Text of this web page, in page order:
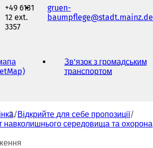
+49 6131
12 ext.
3357
gruen-
baumpflege
stadt.mainz de
(
р
и
Зв'язок з громадським
транспортом
р
и
Відкрийте для себе пропозиції
навколишнього середовища та охорона